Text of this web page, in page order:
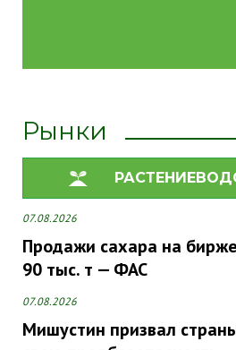
Рынки
07.08.2026
Продажи сахара на
90 тыс. т — ФАС
07.08.2026
Мишустин призвал